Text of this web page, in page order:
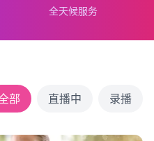
全天候服务
部 直播中 录播